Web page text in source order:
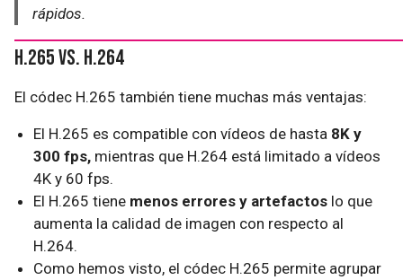
rápidos.
H.265 Vs. H.264
El códec H.265 también tiene muchas más ventajas:
El H.265 es compatible con vídeos de hasta 8K y
300 fps, mientras que H.264 está limitado a vídeos
4K y 60 fps.
El H.265 tiene menos errores y artefactos lo que
aumenta la calidad de imagen con respecto al
H.264.
Como hemos visto, el códec H.265 permite agrupar